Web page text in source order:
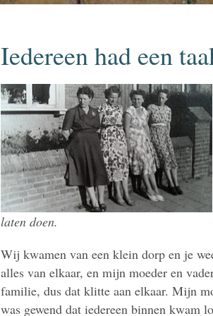
Iedereen had een
laten doen.
Wij kwamen van een klein dorp en je
alles van elkaar, en mijn moeder en
familie, dus dat klitte aan elkaar. Mijn
was gewend dat iedereen binnen kwam